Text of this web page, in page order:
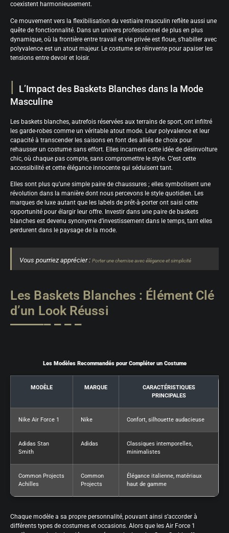
coexistent harmonieusement.
Ce mouvement vers la flexibilisation du vestiaire masculin reflète aussi une
quête de fonctionnalité. Dans un univers professionnel de plus en plus
dynamique, où la frontière entre travail et vie privée est floue, s’habiller avec
polyvalence est un atout majeur. Le costume se réinvente pour apaiser les
tensions entre devoir et loisir.
L’Impact des Baskets Blanches dans la Mode
Masculine
Les baskets blanches, autrefois réservées aux terrains de sport, ont infiltré
les garde-robes comme un véritable atout mode. Leur polyvalence et leur
capacité à transcender les saisons en font des alliés de choix pour
rehausser un costume sans effort. Elles incarnent cette idée de désinvolture
chic, où chaque pas compte, sans compromettre le style. C’est cette
accessibilité et cette élégance innocente qui séduisent tant.
Elles sont plus qu’une simple paire de chaussures ; elles symbolisent une
révolution dans la manière dont nous percevons le style quotidien. Les
marques de luxe autant que les labels de prêt-à-porter ont saisi cette
opportunité pour élargir leur offre. Investir dans une paire de baskets
blanches est devenu synonyme d’investissement dans le temps, tant elles
perdurent dans le paysage de la mode.
Vous pourriez apprécier : Porter une chemise avec élégance et simplicité
Les Baskets Blanches : Élément Clé
d’un Look Réussi
Les Modèles Recommandés pour Compléter un Costume
MODÈLE MARQUE
CARACTÉRISTIQUES
PRINCIPALES
Nike Air Force 1 Nike Confort, silhouette audacieuse
Adidas Stan
Smith
Adidas
Classiques intemporelles,
minimalistes
Common Projects
Achilles
Common
Projects
Élégance italienne, matériaux
haut de gamme
Chaque modèle a sa propre personnalité, pouvant ainsi s’accorder à
différents types de costumes et occasions. Alors que les Air Force 1